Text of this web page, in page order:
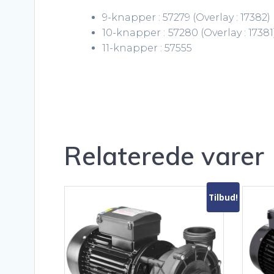
9-knapper : 57279 (Overlay : 17382)
10-knapper : 57280 (Overlay :
11-knapper : 57555
Relaterede varer
Tilbud!